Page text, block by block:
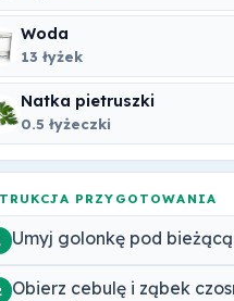
Woda
13 łyżek
Natka pietruszki
0.5 łyżeczki
PRZYGOTOWANIA
Umyj golonkę pod
Obierz cebulę i ząbek